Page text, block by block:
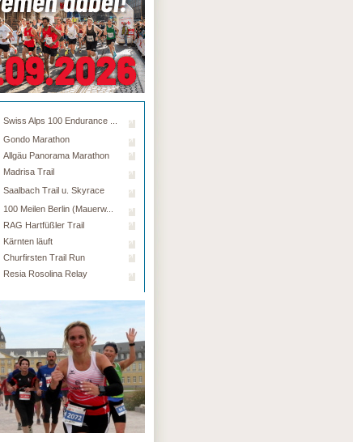
Swiss Alps 100 Endurance ...
Gondo Marathon
Allgäu Panorama Marathon
Madrisa Trail
Saalbach Trail u. Skyrace
100 Meilen Berlin (Mauerw...
RAG Hartfüßler Trail
Kärnten läuft
Churfirsten Trail Run
Resia Rosolina Relay